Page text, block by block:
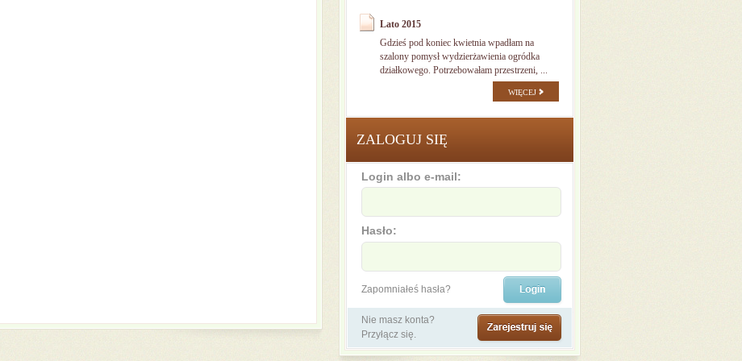
Lato 2015
Gdzieś pod koniec kwietnia wpadłam na
szalony pomysł wydzierżawienia ogródka
działkowego. Potrzebowałam przestrzeni, ...
WIĘCEJ
ZALOGUJ SIĘ
Login albo e-mail:
Hasło:
Zapomniałeś hasła?
Nie masz konta?
Przyłącz się.